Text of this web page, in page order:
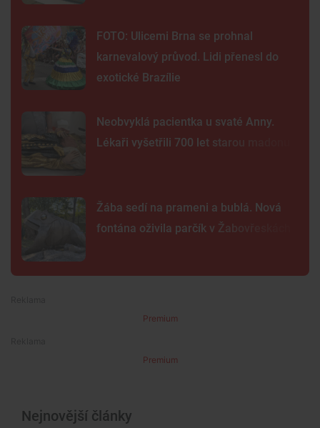
FOTO: Ulicemi Brna se prohnal
karnevalový průvod. Lidi přenesl do
exotické Brazílie
Neobvyklá pacientka u svaté Anny.
Lékaři vyšetřili 700 let starou madonu
Žába sedí na prameni a bublá. Nová
fontána oživila parčík v Žabovřeskách
Premium
Premium
Nejnovější články